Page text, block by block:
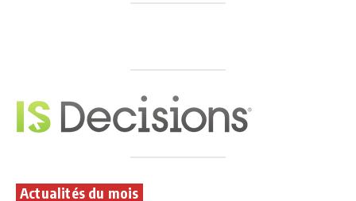
Actualités du mois